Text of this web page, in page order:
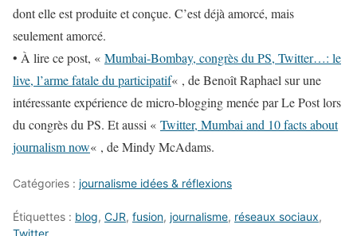
dont elle est produite et conçue. C’est déjà amorcé, mais
seulement amorcé.
• À lire ce post, « Mumbai-Bombay, congrès du PS, Twitter…: le
live, l’arme fatale du participatif« , de Benoît Raphael sur une
intéressante expérience de micro-blogging menée par Le Post lors
du congrès du PS. Et aussi « Twitter, Mumbai and 10 facts about
journalism now« , de Mindy McAdams.
Catégories : journalisme idées & réflexions
Étiquettes : blog, CJR, fusion, journalisme, réseaux sociaux,
Twitter